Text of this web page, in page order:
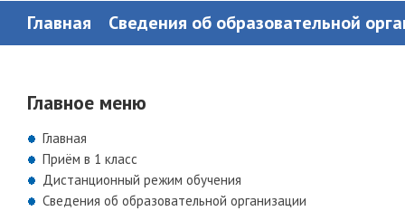
Главная Сведения об образовательной
Главное меню
Главная
Приём в 1 класс
Дистанционный режим обучения
Сведения об образовательной организации